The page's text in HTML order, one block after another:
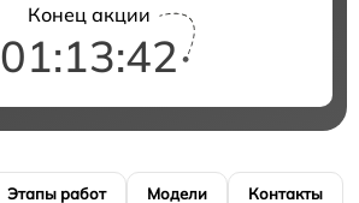
Конец акции
01:13:41
Этапы работ Модели Контакты